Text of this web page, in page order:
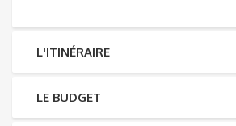
L'ITINÉRAIRE
LE BUDGET